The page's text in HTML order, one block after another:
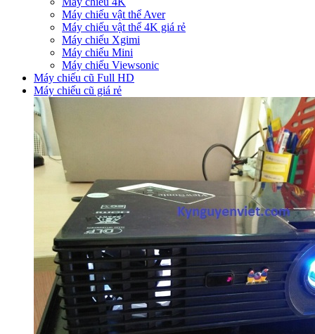
Máy chiếu vật thể Aver
Máy chiếu vật thể 4K giá rẻ
Máy chiếu Xgimi
Máy chiếu Mini
Máy chiếu Viewsonic
Máy chiếu cũ Full HD
Máy chiếu cũ giá rẻ